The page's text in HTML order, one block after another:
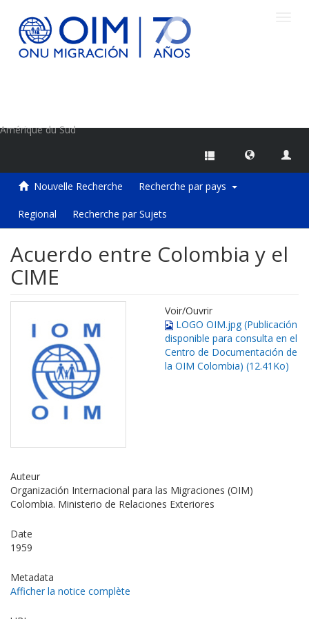
Amérique du Sud
Nouvelle Recherche Recherche par pays
Regional Recherche par Sujets
Acuerdo entre Colombia y el
CIME
Voir/Ouvrir
LOGO OIM.jpg (Publicación
disponible para consulta en el
Centro de Documentación de
la OIM Colombia) (12.41Ko)
Auteur
Organización Internacional para las Migraciones (OIM)
Colombia. Ministerio de Relaciones Exteriores
Date
1959
Metadata
Afficher la notice complète